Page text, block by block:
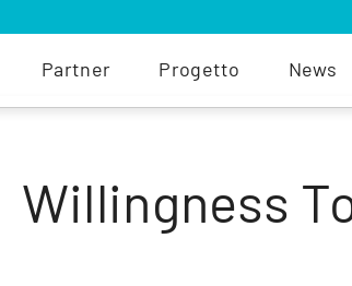
Partner Progetto News
Willingness